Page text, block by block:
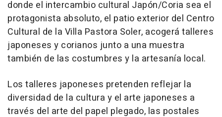
donde el intercambio cultural Japón/Coria sea el
protagonista absoluto, el patio exterior del Centro
Cultural de la Villa Pastora Soler, acogerá talleres
japoneses y corianos junto a una muestra
también de las costumbres y la artesanía local.
Los talleres japoneses pretenden reflejar la
diversidad de la cultura y el arte japoneses a
través del arte del papel plegado, las postales